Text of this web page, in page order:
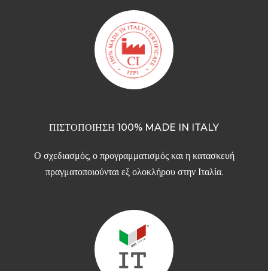
ΠΙΣΤΟΠΟΙΗΣΗ 100% MADE IN ITALY
Ο σχεδιασμός, ο προγραμματισμός και η κατασκευή
πραγματοποιούνται εξ ολοκλήρου στην Ιταλία.